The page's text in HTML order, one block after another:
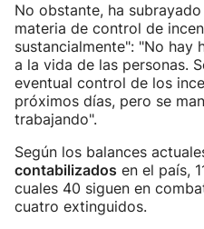
No obstante, ha
materia de control de
sustancialmente": "No hay
a la vida de las personas.
eventual control de los
próximos días, pero se
trabajando".
Según los balances
contabilizados en el país,
cuales 40 siguen en
cuatro extinguidos.